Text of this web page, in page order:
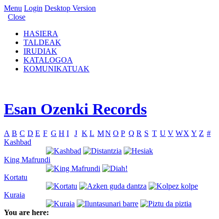
Menu Login Desktop Version
Close
HASIERA
TALDEAK
IRUDIAK
KATALOGOA
KOMUNIKATUAK
Esan Ozenki Records
A B C D E F G H I J K L MN O P Q R S T U V WX Y Z #
Kashbad
King Mafrundi
Kortatu
Kuraia
You are here: